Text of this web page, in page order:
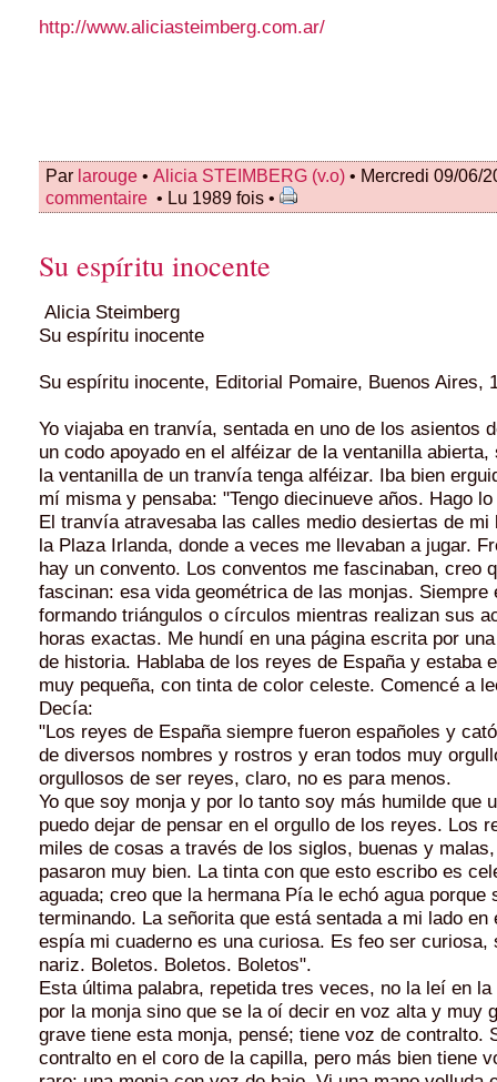
http://www.aliciasteimberg.com.ar/
Par larouge • Alicia STEIMBERG (v.o) • Mercredi 09/06/
commentaire • Lu 1989 fois •
Su espíritu inocente
Alicia Steimberg
Su espíritu inocente
Su espíritu inocente, Editorial Pomaire, Buenos Aires,
Yo viajaba en tranvía, sentada en uno de los asien­tos
un codo apoyado en el alféizar de la ventanilla abierta,
la ventanilla de un tranvía tenga alféizar. Iba bien
mí misma y pensaba: "Tengo diecinueve años. Hago
El tranvía atravesaba las calles medio desiertas de mi
la Plaza Irlanda, donde a veces me llevaban a jugar.
hay un con­vento. Los conventos me fascinaban, creo
fascinan: esa vida geométrica de las monjas. Siempre
formando triángulos o círcu­los mientras realizan sus
horas exactas. Me hundí en una página escrita por
de historia. Hablaba de los reyes de España y estaba
muy pequeña, con tinta de co­lor celeste. Comencé a
Decía:
"Los reyes de España siempre fueron españoles y
de diversos nombres y rostros y eran todos muy
orgullosos de ser reyes, claro, no es para menos.
Yo que soy monja y por lo tanto soy más humil­de que
puedo dejar de pensar en el orgullo de los reyes. Los
miles de cosas a través de los siglos, buenas y
pasaron muy bien. La tinta con que esto escribo es
aguada; creo que la hermana Pía le echó agua porque
terminando. La señorita que está sentada a mi lado en
espía mi cuaderno es una curiosa. Es feo ser curiosa,
nariz. Boletos. Boletos. Boletos".
Esta última palabra, repetida tres veces, no la leí en
por la monja sino que se la oí de­cir en voz alta y muy
grave tiene esta monja, pensé; tiene voz de contralto.
contralto en el coro de la capilla, pero más bien tiene